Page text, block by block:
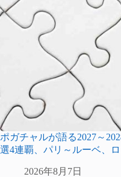
ポガチャルが語る2027～
選4連覇、パリ～ルーベ、
2026年8月7日